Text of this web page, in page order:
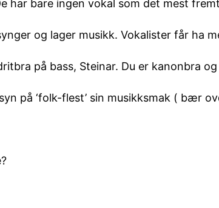
har bare ingen vokal som det mest
og lager musikk. Vokalister får ha
på bass, Steinar. Du er kanonbra
på ‘folk-flest’ sin musikksmak ( bær